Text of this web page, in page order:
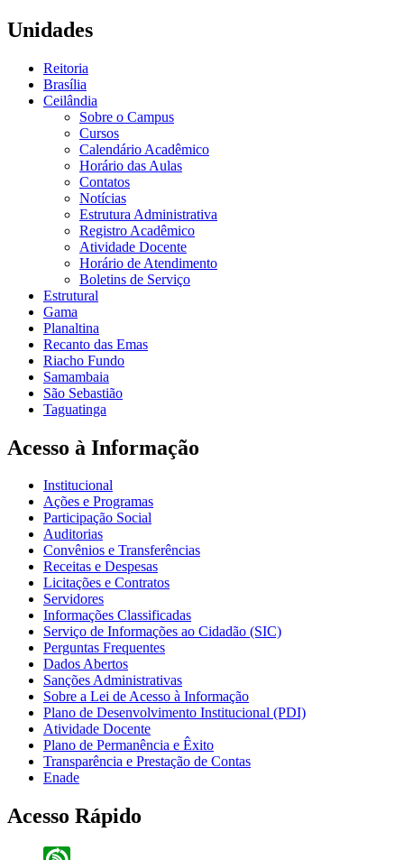
Unidades
Reitoria
Brasília
Ceilândia
Sobre o Campus
Cursos
Calendário Acadêmico
Horário das Aulas
Contatos
Notícias
Estrutura Administrativa
Registro Acadêmico
Atividade Docente
Horário de Atendimento
Boletins de Serviço
Estrutural
Gama
Planaltina
Recanto das Emas
Riacho Fundo
Samambaia
São Sebastião
Taguatinga
Acesso à Informação
Institucional
Ações e Programas
Participação Social
Auditorias
Convênios e Transferências
Receitas e Despesas
Licitações e Contratos
Servidores
Informações Classificadas
Serviço de Informações ao Cidadão (SIC)
Perguntas Frequentes
Dados Abertos
Sanções Administrativas
Sobre a Lei de Acesso à Informação
Plano de Desenvolvimento Institucional (PDI)
Atividade Docente
Plano de Permanência e Êxito
Transparência e Prestação de Contas
Enade
Acesso Rápido